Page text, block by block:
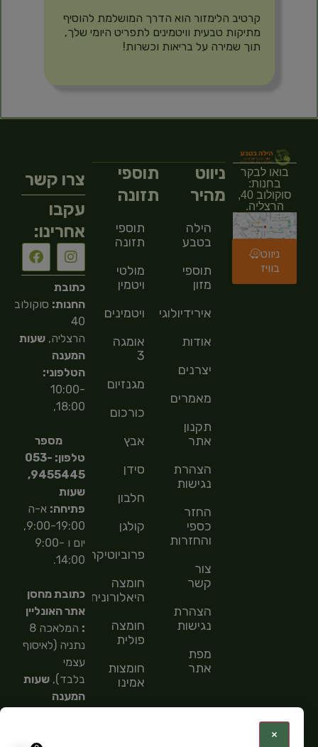
קרטיב הלימזור הוא הדרך המושלמת להוסיף
מתיקות טבעית וויטמינים לתפריט היומי שלך,
תוך שמירה על בריאות וכשרות!
בואו לבקר
בחנות:
סוקולוב 40,
הרצליה.
ניווט
בוויז
ניווט
מהיר
הילה
בטבע
תוספי
מזון
אירידיולוגיה
אודות
יצרנים
מאמרים
תקנון
אתר
הצהרת
נגישות
החזר
כספי
והחזרות
צור
קשר
הצהרת
נגישות
מפת
אתר
תוספי
תזונה
תוספי
תזונה
מולטי
ויטמין
ויטמינים
אומגה
3
מגנזיום
כורכום
אבץ
סידן
חלבון
קולגן
פרוביוטיקה
חומצה
היאלורונית
חומצה
פולית
חומצות
אמינו
חומצות
צרו קשר
עקבו
אחרינו:
כתובת
החנות: סוקולוב
40
הרצליה,שעות
המענה
הטלפוני:
10:00-
18:00,
מספר
טלפון: 053-
9455445,
שעות
פתיחה: א-ה
9:00-19:00,
יום ו 9:00-
14:00.
כתובת מחסן
אתר האונליין
:
המלאכה 8
נתניה (לאיסוף
עצמי
בלבד),שעות
המענה
×